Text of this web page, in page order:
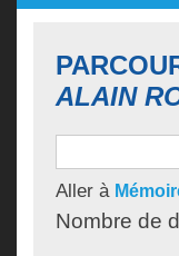
ALAIN
Aller à
Nombre de